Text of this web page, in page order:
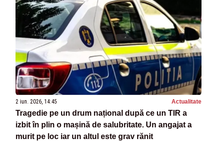
2 iun. 2026, 14:45 Actualitate
Tragedie pe un drum național după ce un TIR a
izbit în plin o mașină de salubritate. Un angajat a
murit pe loc iar un altul este grav rănit